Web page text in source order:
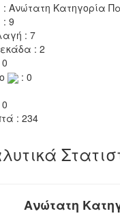
: Ανώτατη Κατηγορία
: 9
: 7
: 2
: 0
: 234
Ανώτατη